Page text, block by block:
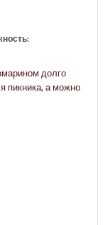
долго
пикника, а можно